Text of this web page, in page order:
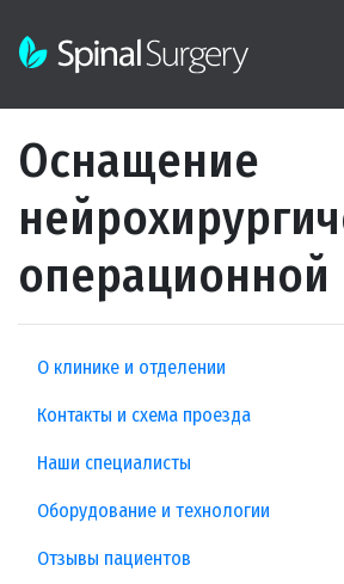
Оснащение
операционной
О клинике и отделении
Контакты и схема проезда
Наши специалисты
Оборудование и технологии
Отзывы пациентов